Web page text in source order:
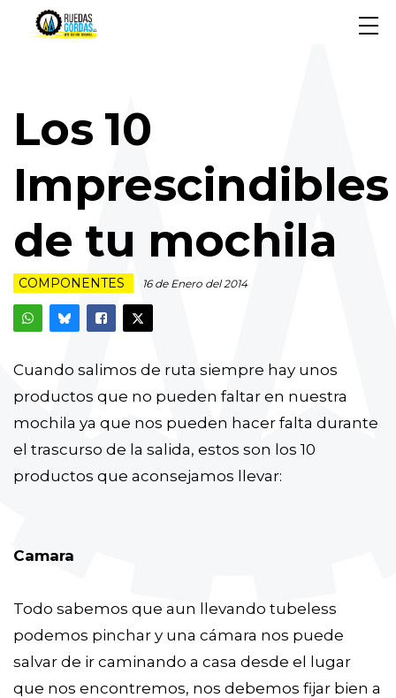
Los 10
Imprescindibles
de tu mochila
COMPONENTES 16 de Enero del 2014
Cuando salimos de ruta siempre hay unos
productos que no pueden faltar en nuestra
mochila ya que nos pueden hacer falta durante
el trascurso de la salida, estos son los 10
productos que aconsejamos llevar:
Camara
Todo sabemos que aun llevando tubeless
podemos pinchar y una cámara nos puede
salvar de ir caminando a casa desde el lugar
que nos encontremos, nos debemos fijar bien a